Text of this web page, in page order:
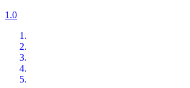
1.0